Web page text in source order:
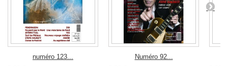
numéro 123...
Numéro 92...